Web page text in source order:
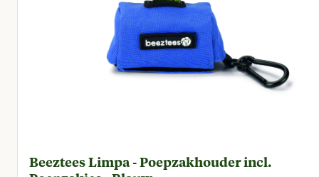
Beeztees Limpa - Poepzakhouder incl.